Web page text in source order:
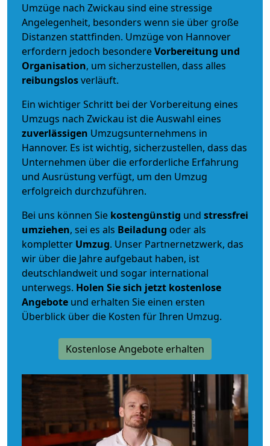
Umzüge nach Zwickau sind eine stressige
Angelegenheit, besonders wenn sie über große
Distanzen stattfinden. Umzüge von Hannover
erfordern jedoch besondereVorbereitung und
Organisation, um sicherzustellen, dass alles
reibungslosverläuft.
Ein wichtiger Schritt bei der Vorbereitung eines
Umzugs nach Zwickau ist die Auswahl eines
zuverlässigen Umzugsunternehmens in
Hannover. Es ist wichtig, sicherzustellen, dass das
Unternehmen über die erforderliche Erfahrung
und Ausrüstung verfügt, um den Umzug
erfolgreich durchzuführen.
Bei uns können Sie kostengünstig und stressfrei
umziehen, sei es als Beiladung oder als
kompletter Umzug. Unser Partnernetzwerk, das
wir über die Jahre aufgebaut haben, ist
deutschlandweit und sogar international
unterwegs. Holen Sie sich jetzt kostenlose
Angebote und erhalten Sie einen ersten
Überblick über die Kosten für Ihren Umzug.
Kostenlose Angebote erhalten